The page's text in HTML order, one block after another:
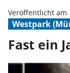
Westpark
Veröffentlicht am
Fast ein